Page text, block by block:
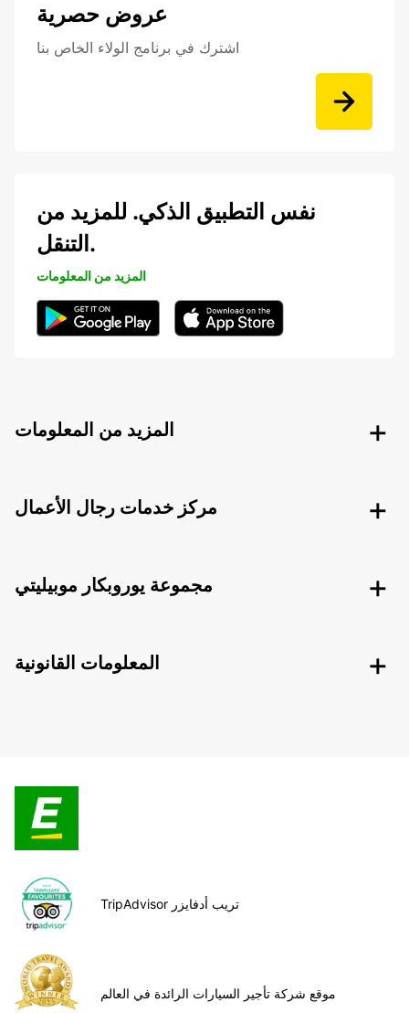
عروض حصرية
اشترك في برنامج الولاء الخاص بنا
نفس التطبيق الذكي. للمزيد من
التنقل.
المزيد من المعلومات
المزيد من المعلومات
مركز خدمات رجال الأعمال
مجموعة يوروبكار موبيليتي
المعلومات القانونية
TripAdvisor تريب أدفايزر
موقع شركة تأجير السيارات الرائدة في العالم